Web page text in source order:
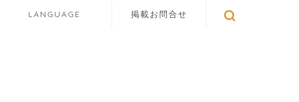
LANGUAGE 掲載お問合せ